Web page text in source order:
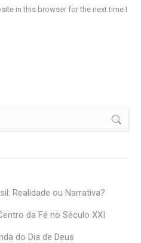
in this browser for the next time I
Realidade ou Narrativa?
da Fé no Século XXI
do Dia de Deus